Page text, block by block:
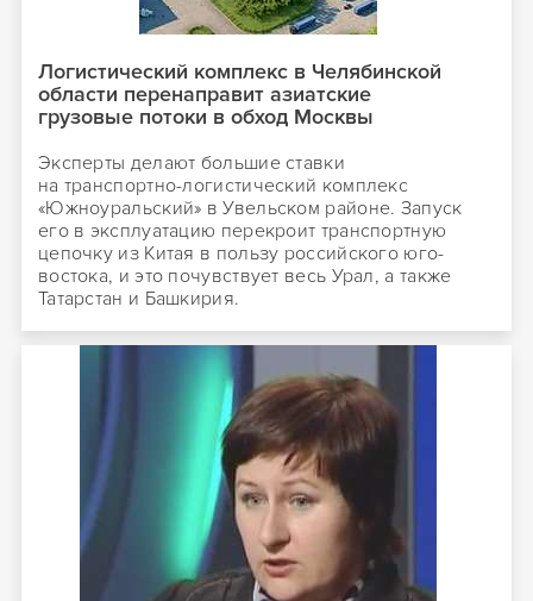
Логистический комплекс в Челябинской
области перенаправит азиатские
грузовые потоки в обход Москвы
Эксперты делают большие ставки
на транспортно-логистический комплекс
«Южноуральский» в Увельском районе. Запуск
его в эксплуатацию перекроит транспортную
цепочку из Китая в пользу российского юго-
востока, и это почувствует весь Урал, а также
Татарстан и Башкирия.